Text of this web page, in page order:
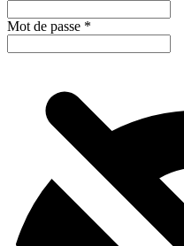
Mot de passe *